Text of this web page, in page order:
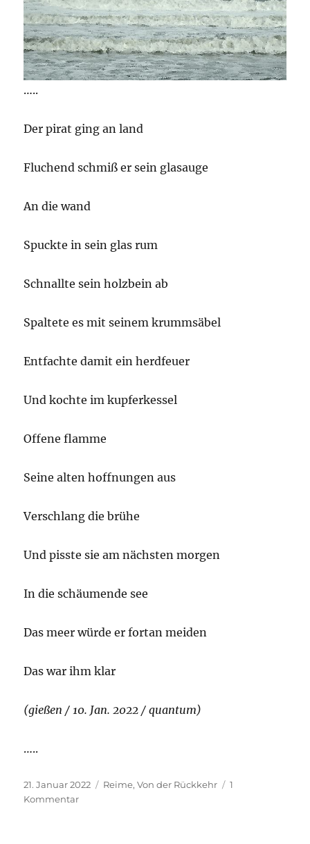
…..
Der pirat ging an land
Fluchend schmiß er sein glasauge
An die wand
Spuckte in sein glas rum
Schnallte sein holzbein ab
Spaltete es mit seinem krummsäbel
Entfachte damit ein herdfeuer
Und kochte im kupferkessel
Offene flamme
Seine alten hoffnungen aus
Verschlang die brühe
Und pisste sie am nächsten morgen
In die schäumende see
Das meer würde er fortan meiden
Das war ihm klar
(gießen / 10. Jan. 2022 / quantum)
…..
Veröffentlicht
am
21. Januar 2022 Kategorien
Reime,Von der Rückkehr
1
Kommentarzu